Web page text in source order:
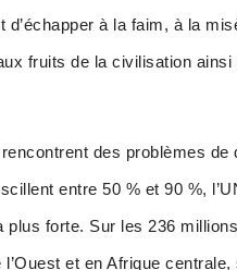
à la faim, à la
fruits de la civilisation
des problèmes de
entre 50 % et 90 %,
plus forte. Sur les 236
et en Afrique